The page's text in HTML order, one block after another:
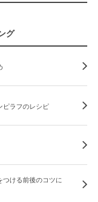
グ
ピラフのレシピ
つける前後のコツに